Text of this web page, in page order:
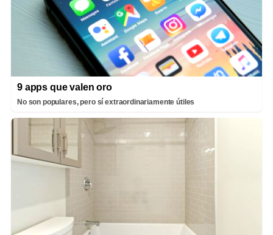
9 apps que valen oro
No son populares, pero sí extraordinariamente útiles